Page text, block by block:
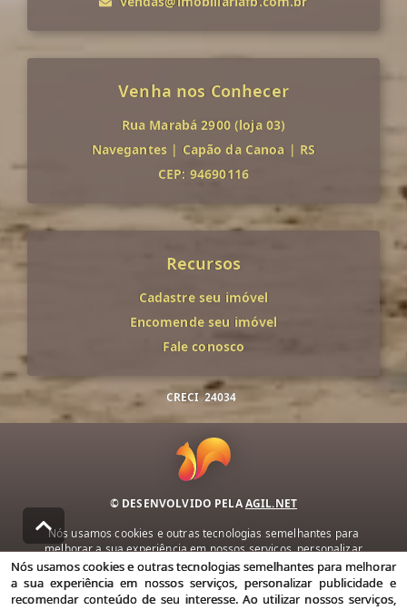
Venha nos Conhecer
Rua Marabá 2900 (loja 03)
Navegantes | Capão da Canoa | RS
CEP: 94690116
Recursos
Cadastre seu imóvel
Encomende seu imóvel
Fale conosco
CRECI 24034
© DESENVOLVIDO PELAAGIL.NET
Nós usamos cookies e outras tecnologias semelhantes para
melhorar a sua experiência em nossos serviços, personalizar
publicidade e recomendar conteúdo de seu interesse. Ao utilizar
nossos serviços, você concorda com nossa política de privacidade e
termos de uso.
Nós usamos cookies e outras tecnologias semelhantes para melhorar
a sua experiência em nossos serviços, personalizar publicidade e
recomendar conteúdo de seu interesse. Ao utilizar nossos serviços,